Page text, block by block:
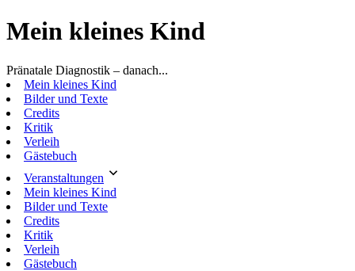
Mein kleines Kind
Pränatale Diagnostik – danach...
Mein kleines Kind
Bilder und Texte
Credits
Kritik
Verleih
Gästebuch
Veranstaltungen
Mein kleines Kind
Bilder und Texte
Credits
Kritik
Verleih
Gästebuch